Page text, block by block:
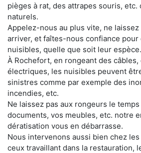
pièges à rat, des attrapes souris,
naturels.
Appelez-nous au plus vite, ne
arriver, et faîtes-nous confiance pour
nuisibles, quelle que soit leur espèce.
À Rochefort, en rongeant des câbles,
électriques, les nuisibles peuvent
sinistres comme par exemple des
incendies, etc.
Ne laissez pas aux rongeurs le
documents, vos meubles, etc. notre
dératisation vous en débarrasse.
Nous intervenons aussi bien chez
ceux travaillant dans la restauration,